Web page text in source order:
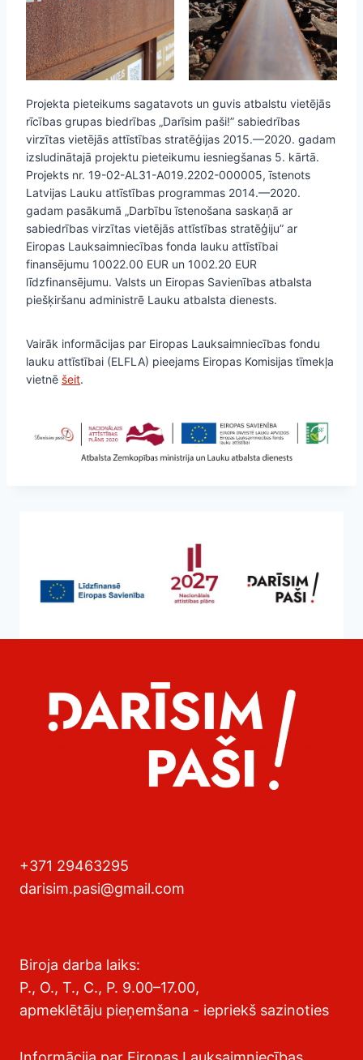
Projekta pieteikums sagatavots un guvis atbalstu vietējās
rīcības grupas biedrības „Darīsim paši!” sabiedrības
virzītas vietējās attīstības stratēģijas 2015.—2020. gadam
izsludinātajā projektu pieteikumu iesniegšanas 5. kārtā.
Projekts nr. 19-02-AL31-A019.2202-000005, īstenots
Latvijas Lauku attīstības programmas 2014.—2020.
gadam pasākumā „Darbību īstenošana saskaņā ar
sabiedrības virzītas vietējās attīstības stratēģiju” ar
Eiropas Lauksaimniecības fonda lauku attīstībai
finansējumu 10022.00 EUR un 1002.20 EUR
līdzfinansējumu. Valsts un Eiropas Savienības atbalsta
piešķiršanu administrē Lauku atbalsta dienests.
Vairāk informācijas par Eiropas Lauksaimniecības fondu
lauku attīstībai (ELFLA) pieejams Eiropas Komisijas tīmekļa
vietnē šeit.
+371 29463295
darisim.pasi@gmail.com
Biroja darba laiks:
P., O., T., C., P. 9.00–17.00,
apmeklētāju pieņemšana - iepriekš sazinoties